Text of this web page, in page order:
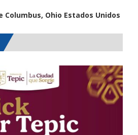
Columbus, Ohio Estados Unidos